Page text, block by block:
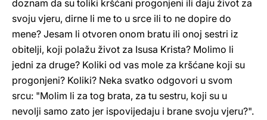
doznam da su toliki kršćani progonjeni ili daju život za
svoju vjeru, dirne li me to u srce ili to ne dopire do
mene? Jesam li otvoren onom bratu ili onoj sestri iz
obitelji, koji polažu život za Isusa Krista? Molimo li
jedni za druge? Koliki od vas mole za kršćane koji su
progonjeni? Koliki? Neka svatko odgovori u svom
srcu: "Molim li za tog brata, za tu sestru, koji su u
nevolji samo zato jer ispovijedaju i brane svoju vjeru?".